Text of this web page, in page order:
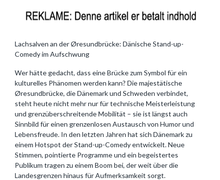
Lachsalven an der Øresundbrücke: Dänische Stand-up-
Comedy im Aufschwung
Wer hätte gedacht, dass eine Brücke zum Symbol für ein
kulturelles Phänomen werden kann? Die majestätische
Øresundbrücke, die Dänemark und Schweden verbindet,
steht heute nicht mehr nur für technische Meisterleistung
und grenzüberschreitende Mobilität – sie ist längst auch
Sinnbild für einen grenzenlosen Austausch von Humor und
Lebensfreude. In den letzten Jahren hat sich Dänemark zu
einem Hotspot der Stand-up-Comedy entwickelt. Neue
Stimmen, pointierte Programme und ein begeistertes
Publikum tragen zu einem Boom bei, der weit über die
Landesgrenzen hinaus für Aufmerksamkeit sorgt.